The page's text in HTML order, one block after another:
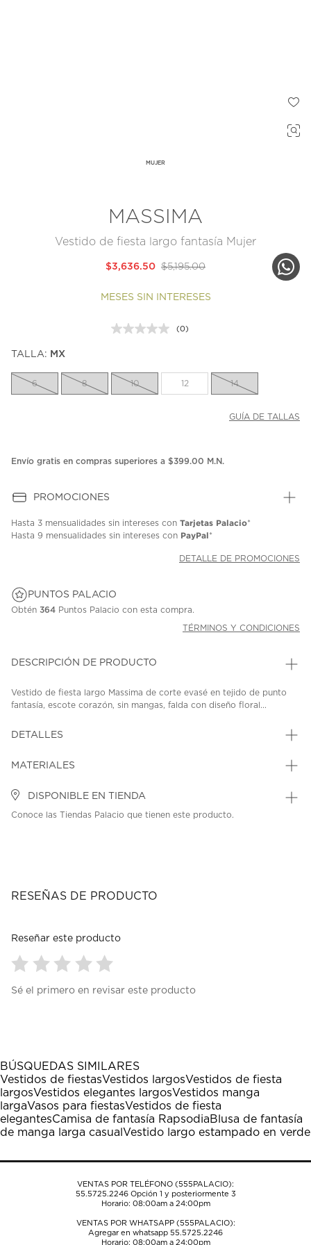
MUJER
MASSIMA
Vestido de fiesta largo fantasía Mujer
$5,195.00
$3,636.50
MESES SIN INTERESES
Sin
la
misma
(0)
TALLA: MX
6 8 10 12 14
GUÍA DE TALLAS
Envío gratis en compras superiores a $399.00 M.N.
PROMOCIONES
Hasta 3 mensualidades sin intereses con Tarjetas Palacio*
Hasta 9 mensualidades sin intereses con PayPal*
DETALLE DE PROMOCIONES
PUNTOS PALACIO
Obtén 364 Puntos Palacio con esta compra.
TÉRMINOS Y CONDICIONES
DESCRIPCIÓN DE PRODUCTO
Vestido de fiesta largo Massima de corte evasé en tejido de punto
fantasía, escote corazón, sin mangas, falda con diseño floral...
DETALLES
MATERIALES
DISPONIBLE EN TIENDA
Conoce las Tiendas Palacio que tienen este producto.
RESEÑAS DE PRODUCTO
Reseñar este producto
para
1
estrella
Esta
acción
abrirá
el
formulario
envío.
para
estrellas.
Esta
acción
abrirá
el
formulario
envío.
para
estrellas.
Esta
acción
abrirá
el
formulario
envío.
para
estrellas.
Esta
acción
abrirá
el
formulario
envío.
para
estrellas.
Esta
acción
abrirá
el
formulario
envío.
Sé el primero en revisar este producto
BÚSQUEDAS SIMILARES
Vestidos de fiestasVestidos largosVestidos de fiesta
largosVestidos elegantes largosVestidos manga
largaVasos para fiestasVestidos de fiesta
elegantesCamisa de fantasía RapsodiaBlusa de fantasía
de manga larga casual Vestido largo estampado en verde
VENTAS POR TELÉFONO (555PALACIO):
55.5725.2246Opción 1 y posteriormente 3
Horario: 08:00am a 24:00pm
VENTAS POR WHATSAPP (555PALACIO):
Agregar en whatsapp 55.5725.2246
Horario: 08:00am a 24:00pm